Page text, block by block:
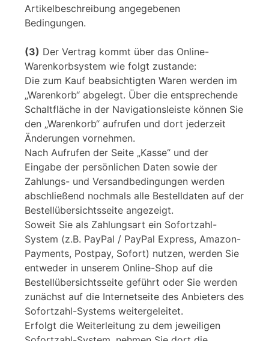
Artikelbeschreibung angegebenen
Bedingungen.
(3) Der Vertrag kommt über das Online-
Warenkorbsystem wie folgt zustande:
Die zum Kauf beabsichtigten Waren werden im
„Warenkorb“ abgelegt. Über die entsprechende
Schaltfläche in der Navigationsleiste können Sie
den „Warenkorb“ aufrufen und dort jederzeit
Änderungen vornehmen.
Nach Aufrufen der Seite „Kasse“ und der
Eingabe der persönlichen Daten sowie der
Zahlungs- und Versandbedingungen werden
abschließend nochmals alle Bestelldaten auf der
Bestellübersichtsseite angezeigt.
Soweit Sie als Zahlungsart ein Sofortzahl-
System (z.B. PayPal / PayPal Express, Amazon-
Payments, Postpay, Sofort) nutzen, werden Sie
entweder in unserem Online-Shop auf die
Bestellübersichtsseite geführt oder Sie werden
zunächst auf die Internetseite des Anbieters des
Sofortzahl-Systems weitergeleitet.
Erfolgt die Weiterleitung zu dem jeweiligen